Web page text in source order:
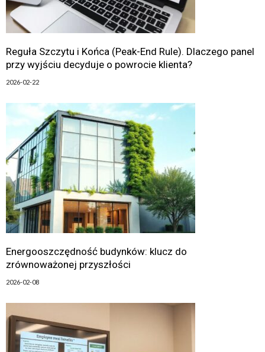
Reguła Szczytu i Końca (Peak-End Rule). Dlaczego panel
przy wyjściu decyduje o powrocie klienta?
2026-02-22
Energooszczędność budynków: klucz do
zrównoważonej przyszłości
2026-02-08